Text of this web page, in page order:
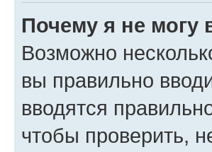
Почему я не могу
Возможно
вы правильно
вводятся
чтобы проверить,